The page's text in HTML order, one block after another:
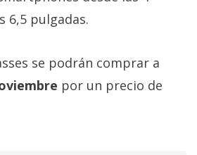
6,5 pulgadas.
se podrán comprar a
por un precio de